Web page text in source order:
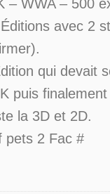
– WWA – 500
avec 2
qui devait
puis
la 3D et 2D.
pets 2 Fac #